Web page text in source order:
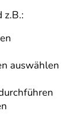
z.B.:
auswählen